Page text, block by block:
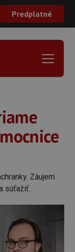
Predplatné
Záujem
súťažiť.